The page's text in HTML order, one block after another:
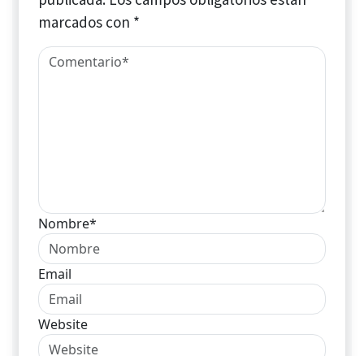
marcados con *
Nombre*
Email
Website